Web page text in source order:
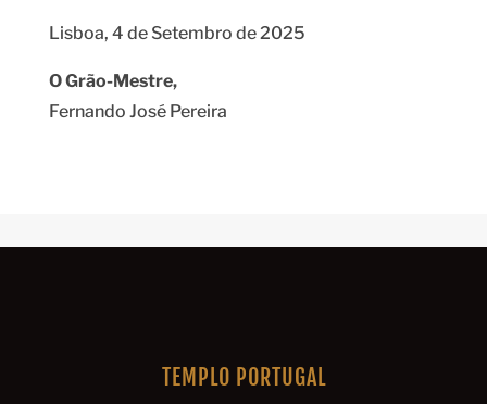
Lisboa, 4 de Setembro de 2025
O Grão-Mestre,
Fernando José Pereira
TEMPLO PORTUGAL